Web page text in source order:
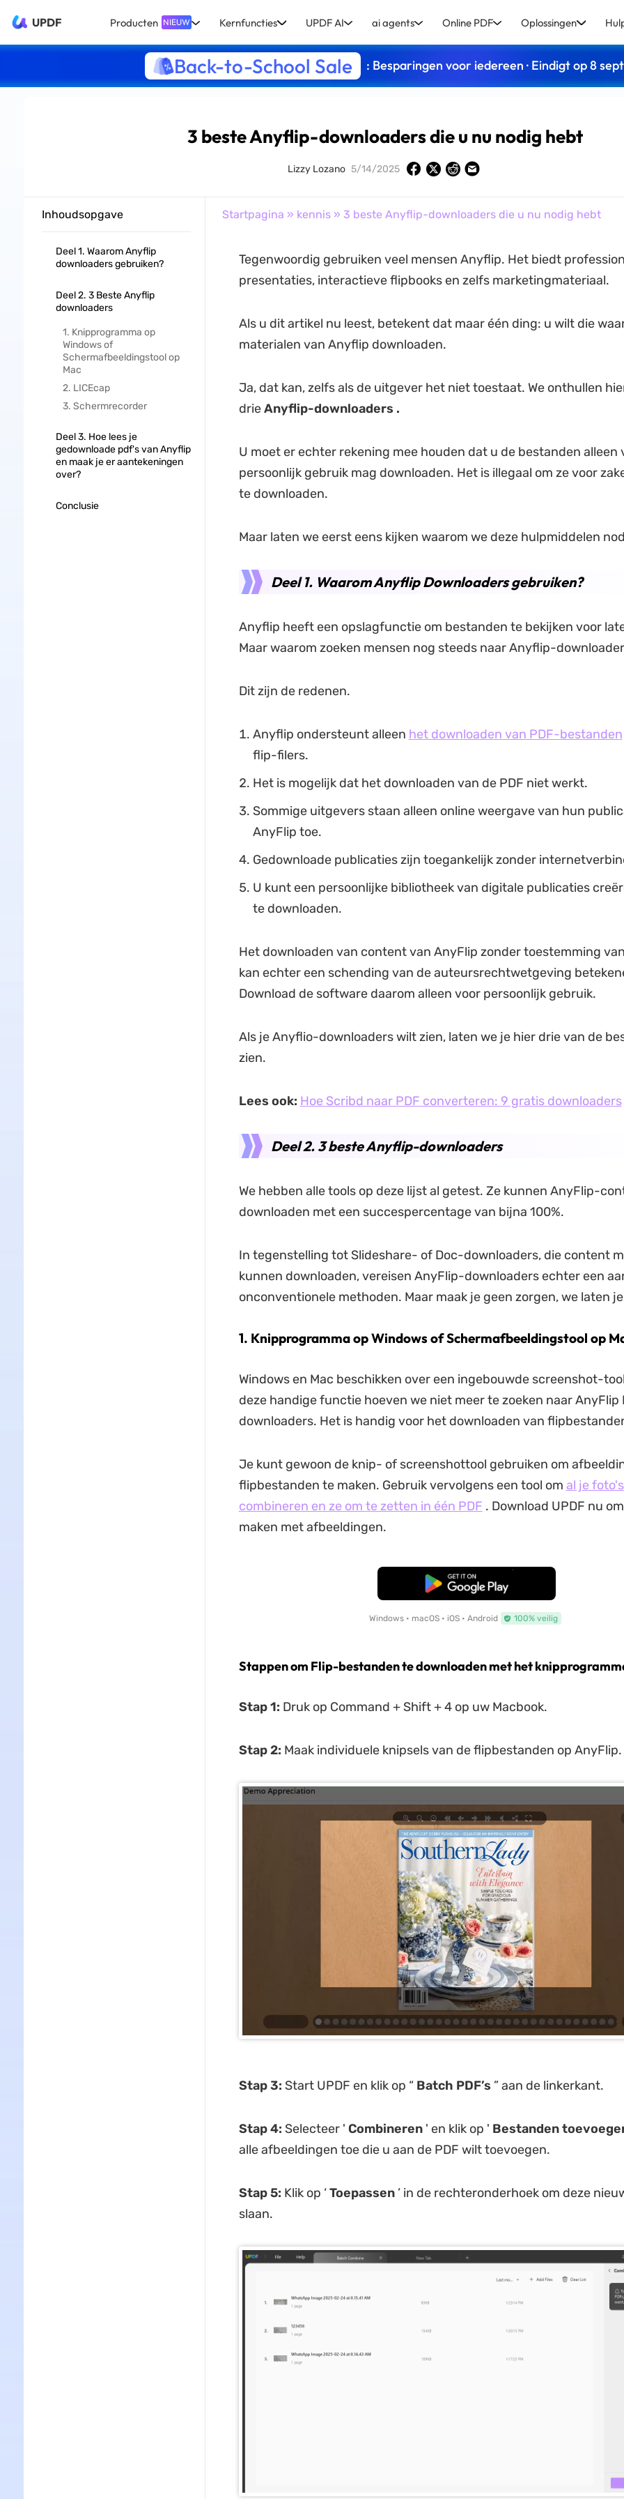
UPDF Producten NIEUW Kernfuncties UPDF AI ai agents Online PDF Oplossingen
Back-to-School Sale : Besparingen voor iedereen · Eindigt op 8
3 beste Anyflip-downloaders die u nu nodig hebt
Lizzy Lozano 5/14/2025
Inhoudsopgave
Deel 1. Waarom Anyflip
downloaders gebruiken?
Deel 2. 3 Beste Anyflip
downloaders
1. Knipprogramma op
Windows of
Schermafbeeldingstool op
Mac
2. LICEcap
3. Schermrecorder
Deel 3. Hoe lees je
gedownloade pdf's van Anyflip
en maak je er aantekeningen
over?
Conclusie
Startpagina » kennis» 3 beste Anyflip-downloaders die u nu nodig hebt
Tegenwoordig gebruiken veel mensen Anyflip. Het biedt
presentaties, interactieve flipbooks en zelfs marketingmateriaal.
Als u dit artikel nu leest, betekent dat maar één ding: u wilt die
materialen van Anyflip downloaden.
Ja, dat kan, zelfs als de uitgever het niet toestaat. We onthullen
drieAnyflip-downloaders .
U moet er echter rekening mee houden dat u de bestanden alleen
persoonlijk gebruik mag downloaden. Het is illegaal om ze voor
te downloaden.
Maar laten we eerst eens kijken waarom we deze hulpmiddelen
Deel 1. Waarom Anyflip Downloaders gebruiken?
Anyflip heeft een opslagfunctie om bestanden te bekijken voor
Maar waarom zoeken mensen nog steeds naar Anyflip-
Dit zijn de redenen.
Anyflip ondersteunt alleen het downloaden van PDF-bestanden
flip-filers.
Het is mogelijk dat het downloaden van de PDF niet werkt.
Sommige uitgevers staan ​​alleen online weergave van hun
AnyFlip toe.
Gedownloade publicaties zijn toegankelijk zonder
U kunt een persoonlijke bibliotheek van digitale publicaties
te downloaden.
Het downloaden van content van AnyFlip zonder toestemming
kan echter een schending van de auteursrechtwetgeving
Download de software daarom alleen voor persoonlijk gebruik.
Als je Anyflio-downloaders wilt zien, laten we je hier drie van de
zien.
Lees ook: Hoe Scribd naar PDF converteren: 9 gratis downloaders
Deel 2. 3 beste Anyflip-downloaders
We hebben alle tools op deze lijst al getest. Ze kunnen AnyFlip-
downloaden met een succespercentage van bijna 100%.
In tegenstelling tot Slideshare- of Doc-downloaders, die content
kunnen downloaden, vereisen AnyFlip-downloaders echter een
onconventionele methoden. Maar maak je geen zorgen, we laten
1. Knipprogramma op Windows of Schermafbeeldingstool op
Windows en Mac beschikken over een ingebouwde screenshot-
deze handige functie hoeven we niet meer te zoeken naar AnyFlip
downloaders. Het is handig voor het downloaden van
Je kunt gewoon de knip- of screenshottool gebruiken om
flipbestanden te maken. Gebruik vervolgens een tool om al je
combineren en ze om te zetten in één PDF . Download UPDF nu
maken met afbeeldingen.
Gratis Download
Windows • macOS • iOS • Android 100% veilig
Stappen om Flip-bestanden te downloaden met het
Stap 1: Druk op Command + Shift + 4 op uw Macbook.
Stap 2: Maak individuele knipsels van de flipbestanden op AnyFlip.
Stap 3: Start UPDF en klik op “ Batch PDF’s ” aan de linkerkant.
Stap 4: Selecteer ' Combineren' en klik op ' Bestanden
alle afbeeldingen toe die u aan de PDF wilt toevoegen.
Stap 5: Klik op ‘Toepassen’ in de rechteronderhoek om deze
slaan.